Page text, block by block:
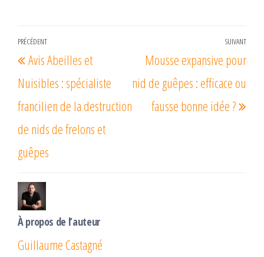
Navigation
de
l’article
Article
précédent
PRÉCÉDENT
Avis Abeilles et
Nuisibles : spécialiste
francilien de la destruction
de nids de frelons et
guêpes
SUIVANT
Mousse expansive pour
nid de guêpes : efficace ou
fausse bonne idée ?
À propos de l’auteur
Guillaume Castagné